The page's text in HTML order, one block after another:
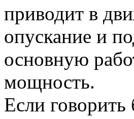
приводит в
опускание и
основную
мощность.
Если говорить